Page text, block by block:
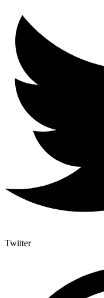
Twitter